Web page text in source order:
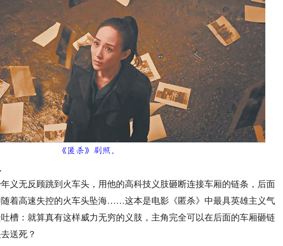
《匿杀》剧照。
无反顾跳到火车头，用他的高科技义肢砸断连接车厢的链条，后面
着高速失控的火车头坠海……这本是电影《匿杀》中最具英雄主义气
槽：就算真有这样威力无穷的义肢，主角完全可以在后面的车厢砸链
送死？